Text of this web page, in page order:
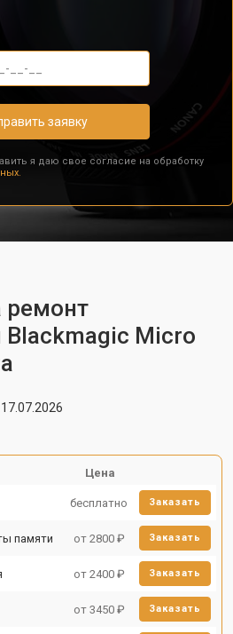
заявку
я даю свое согласие на обработку
ремонт
Micro
Цена
бесплатно Заказать
памяти от 2800 ₽ Заказать
от 2400 ₽ Заказать
от 3450 ₽ Заказать